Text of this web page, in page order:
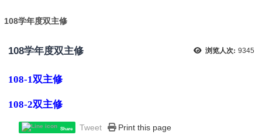
108学年度双主修
浏览人次: 9345
108学年度双主修
108-1双主修
108-2双主修
Share Tweet Print this page